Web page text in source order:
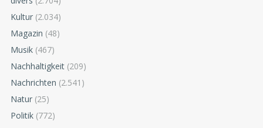
Kultur (2.034)
Magazin (48)
Musik (467)
Nachhaltigkeit (209)
Nachrichten (2.541)
Natur (25)
Politik (772)